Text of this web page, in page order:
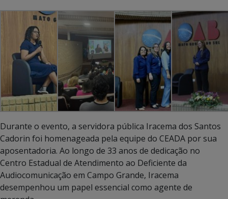
Durante o evento, a servidora pública Iracema dos Santos
Cadorin foi homenageada pela equipe do CEADA por sua
aposentadoria. Ao longo de 33 anos de dedicação no
Centro Estadual de Atendimento ao Deficiente da
Audiocomunicação em Campo Grande, Iracema
desempenhou um papel essencial como agente de